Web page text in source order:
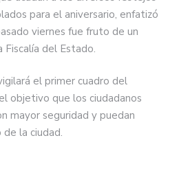
para el aniversario, enfatizó
viernes fue fruto de un
del Estado.
el primer cuadro del
objetivo que los ciudadanos
mayor seguridad y puedan
la ciudad.